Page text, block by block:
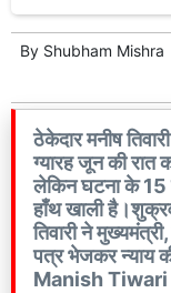
By Shubham Mishra
ठेकेदार मनीष
ग्यारह जून की रात
लेकिन घटना के 15
हाँथ खाली
तिवारी ने
पत्र भेजकर न्याय
Manish